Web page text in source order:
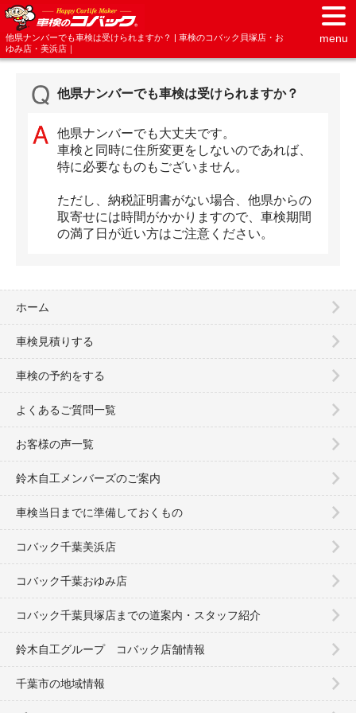
他県ナンバーでも車検は受けられますか？ | 車検のコバック貝塚店・お
ゆみ店・美浜店｜
menu
他県ナンバーでも車検は受けられますか？
他県ナンバーでも大丈夫です。
車検と同時に住所変更をしないのであれば、
特に必要なものもございません。
ただし、納税証明書がない場合、他県からの
取寄せには時間がかかりますので、車検期間
の満了日が近い方はご注意ください。
ホーム
車検見積りする
車検の予約をする
よくあるご質問一覧
お客様の声一覧
鈴木自工メンバーズのご案内
車検当日までに準備しておくもの
コバック千葉美浜店
コバック千葉おゆみ店
コバック千葉貝塚店までの道案内・スタッフ紹介
鈴木自工グループ コバック店舗情報
千葉市の地域情報